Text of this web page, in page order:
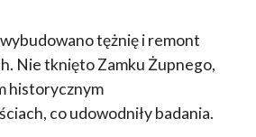
tężnię i remont
Nie tknięto Zamku Żupnego,
historycznym
co udowodniły badania.